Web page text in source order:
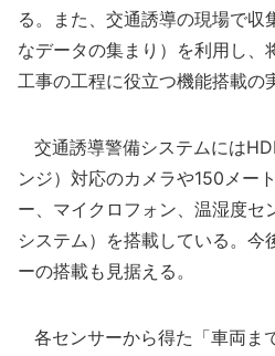
る。また、交通誘導の現場で収
なデータの集まり）を利用し、
工事の工程に役立つ機能搭載の
交通誘導警備システムには
ンジ）対応のカメラや150メー
ー、マイクロフォン、温湿度セ
システム）を搭載している。今
ーの搭載も見据える。
各センサーから得た「車両ま